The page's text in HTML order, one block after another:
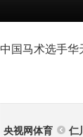
中国马术选手华
央视网体育 仁